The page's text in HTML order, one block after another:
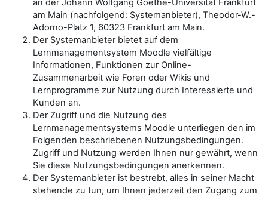
an der Johann Wolfgang Goethe-Universität Frankfurt
am Main (nachfolgend: Systemanbieter), Theodor-W.-
Adorno-Platz 1, 60323 Frankfurt am Main.
Der Systemanbieter bietet auf dem
Lernmanagementsystem Moodle vielfältige
Informationen, Funktionen zur Online-
Zusammenarbeit wie Foren oder Wikis und
Lernprogramme zur Nutzung durch Interessierte und
Kunden an.
Der Zugriff und die Nutzung des
Lernmanagementsystems Moodle unterliegen den im
Folgenden beschriebenen Nutzungsbedingungen.
Zugriff und Nutzung werden Ihnen nur gewährt, wenn
Sie diese Nutzungsbedingungen anerkennen.
Der Systemanbieter ist bestrebt, alles in seiner Macht
stehende zu tun, um Ihnen jederzeit den Zugang zum